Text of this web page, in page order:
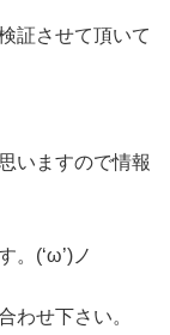
証させて頂いて
いますので情報
。(‘ω’)ノ
せ下さい。